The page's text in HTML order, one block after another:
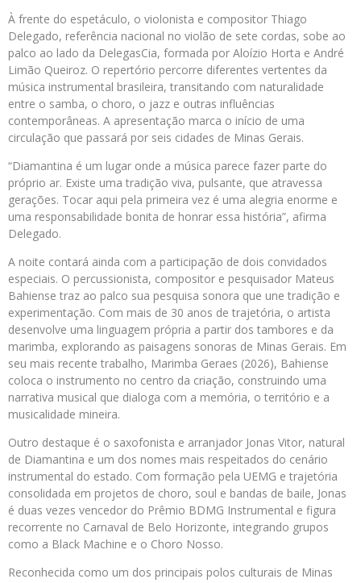
À frente do espetáculo, o violonista e compositor Thiago
Delegado, referência nacional no violão de sete cordas, sobe ao
palco ao lado da DelegasCia, formada por Aloízio Horta e André
Limão Queiroz. O repertório percorre diferentes vertentes da
música instrumental brasileira, transitando com naturalidade
entre o samba, o choro, o jazz e outras influências
contemporâneas. A apresentação marca o início de uma
circulação que passará por seis cidades de Minas Gerais.
“Diamantina é um lugar onde a música parece fazer parte do
próprio ar. Existe uma tradição viva, pulsante, que atravessa
gerações. Tocar aqui pela primeira vez é uma alegria enorme e
uma responsabilidade bonita de honrar essa história”, afirma
Delegado.
A noite contará ainda com a participação de dois convidados
especiais. O percussionista, compositor e pesquisador Mateus
Bahiense traz ao palco sua pesquisa sonora que une tradição e
experimentação. Com mais de 30 anos de trajetória, o artista
desenvolve uma linguagem própria a partir dos tambores e da
marimba, explorando as paisagens sonoras de Minas Gerais. Em
seu mais recente trabalho, Marimba Geraes (2026), Bahiense
coloca o instrumento no centro da criação, construindo uma
narrativa musical que dialoga com a memória, o território e a
musicalidade mineira.
Outro destaque é o saxofonista e arranjador Jonas Vitor, natural
de Diamantina e um dos nomes mais respeitados do cenário
instrumental do estado. Com formação pela UEMG e trajetória
consolidada em projetos de choro, soul e bandas de baile, Jonas
é duas vezes vencedor do Prêmio BDMG Instrumental e figura
recorrente no Carnaval de Belo Horizonte, integrando grupos
como a Black Machine e o Choro Nosso.
Reconhecida como um dos principais polos culturais de Minas